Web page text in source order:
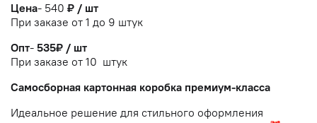
Цена- 540 ₽ / шт
При заказе от 1 до 9 штук
Опт- 535₽ / шт
При заказе от 10 штук
Самосборная картонная коробка премиум-класса
Идеальное решение для стильного оформления